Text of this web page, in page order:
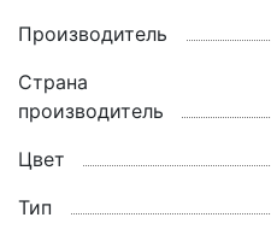
Производитель
Страна
производитель
Цвет
Тип